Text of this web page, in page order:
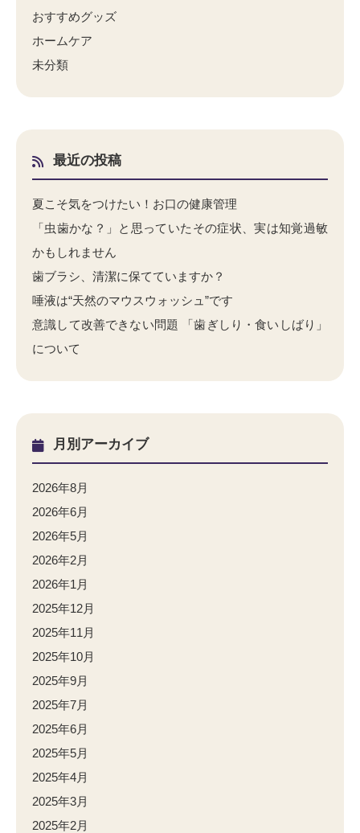
おすすめグッズ
ホームケア
未分類
最近の投稿
夏こそ気をつけたい！お口の健康管理
「虫歯かな？」と思っていたその症状、実は知覚過敏
かもしれません
歯ブラシ、清潔に保てていますか？
唾液は“天然のマウスウォッシュ”です
意識して改善できない問題 「歯ぎしり・食いしばり」
について
月別アーカイブ
2026年8月
2026年6月
2026年5月
2026年2月
2026年1月
2025年12月
2025年11月
2025年10月
2025年9月
2025年7月
2025年6月
2025年5月
2025年4月
2025年3月
2025年2月